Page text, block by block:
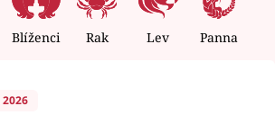
Blíženci Rak Lev Panna
2026